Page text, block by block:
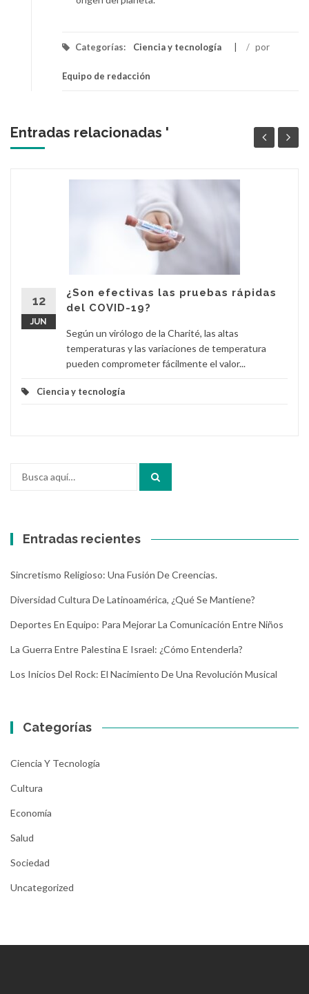
Categorías: Ciencia y tecnología / por
Equipo de redacción
Entradas relacionadas '
12
JUN
¿Son efectivas las pruebas rápidas
del COVID-19?
Según un virólogo de la Charité, las altas
temperaturas y las variaciones de temperatura
pueden comprometer fácilmente el valor...
Ciencia y tecnología
Entradas recientes
Sincretismo Religioso: Una Fusión De Creencias.
Diversidad Cultura De Latinoamérica, ¿Qué Se Mantiene?
Deportes En Equipo: Para Mejorar La Comunicación Entre Niños
La Guerra Entre Palestina E Israel: ¿Cómo Entenderla?
Los Inicios Del Rock: El Nacimiento De Una Revolución Musical
Categorías
Ciencia Y Tecnología
Cultura
Economía
Salud
Sociedad
Uncategorized